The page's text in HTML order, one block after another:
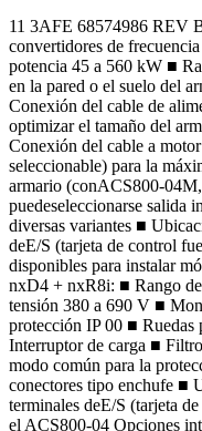
11 3AFE 68574986 REV
convertidores de
potencia 45 a 560 kW ■
en la pared o el suelo del
Conexión del cable de
optimizar el tamaño del
Conexión del cable a
seleccionable) para la
armario (conACS800-
puedeseleccionarse salida
diversas variantes ■
deE/S (tarjeta de control
disponibles para instalar
nxD4 + nxR8i: ■ Rango
tensión 380 a 690 V ■
protección IP 00 ■ Ruedas
Interruptor de carga ■
modo común para la
conectores tipo enchufe ■
terminales deE/S (tarjeta
el ACS800-04 Opciones